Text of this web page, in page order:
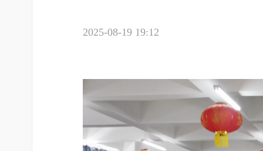
2025-08-19 19:12